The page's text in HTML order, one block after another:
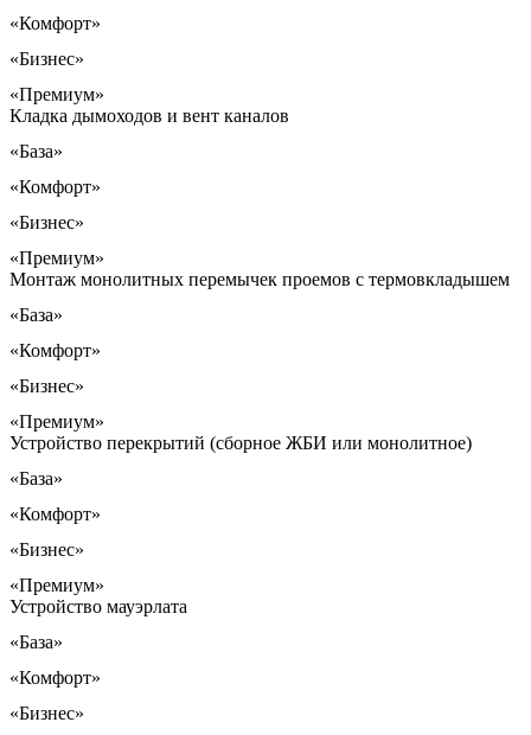
«Комфорт»
«Бизнес»
«Премиум»
Кладка дымоходов и вент каналов
«База»
«Комфорт»
«Бизнес»
«Премиум»
Монтаж монолитных перемычек проемов с термовкладышем
«База»
«Комфорт»
«Бизнес»
«Премиум»
Устройство перекрытий (сборное ЖБИ или монолитное)
«База»
«Комфорт»
«Бизнес»
«Премиум»
Устройство мауэрлата
«База»
«Комфорт»
«Бизнес»